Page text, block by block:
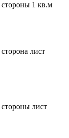
1 кв.м
лист
лист